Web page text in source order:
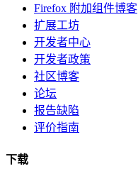
Firefox 附加组件博客
扩展工坊
开发者中心
开发者政策
社区博客
论坛
报告缺陷
评价指南
下载